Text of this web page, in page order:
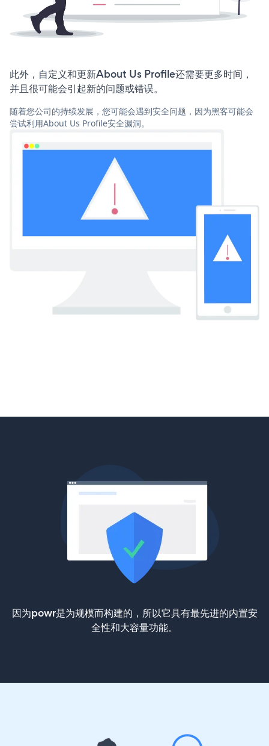
此外，自定义和更新About Us Profile还需要更多时间，
并且很可能会引起新的问题或错误。
随着您公司的持续发展，您可能会遇到安全问题，因为黑客可能会
尝试利用About Us Profile安全漏洞。
因为powr是为规模而构建的，所以它具有最先进的内置安
全性和大容量功能。